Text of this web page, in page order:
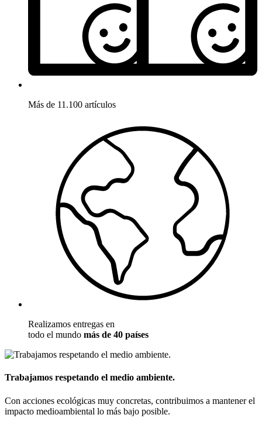
Más de 11.100 artículos
Realizamos entregas en
todo el mundo más de 40 países
Trabajamos respetando el medio ambiente.
Con acciones ecológicas muy concretas, contribuimos a mantener el
impacto medioambiental lo más bajo posible.